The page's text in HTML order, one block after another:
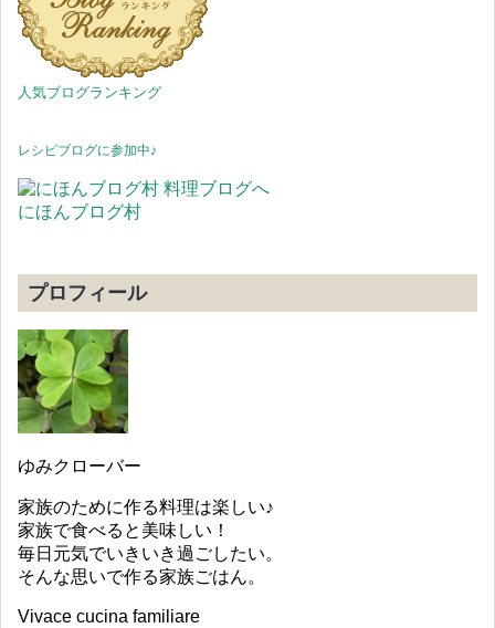
人気ブログランキング
レシピブログに参加中♪
にほんブログ村
プロフィール
ゆみクローバー
家族のために作る料理は楽しい♪
家族で食べると美味しい！
毎日元気でいきいき過ごしたい。
そんな思いで作る家族ごはん。
Vivace cucina familiare